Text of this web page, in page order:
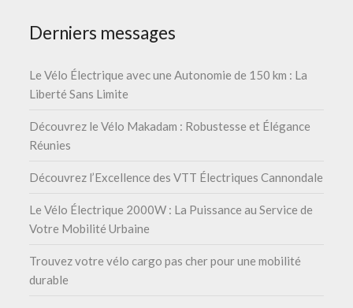
Derniers messages
Le Vélo Électrique avec une Autonomie de 150 km : La
Liberté Sans Limite
Découvrez le Vélo Makadam : Robustesse et Élégance
Réunies
Découvrez l’Excellence des VTT Électriques Cannondale
Le Vélo Électrique 2000W : La Puissance au Service de
Votre Mobilité Urbaine
Trouvez votre vélo cargo pas cher pour une mobilité
durable